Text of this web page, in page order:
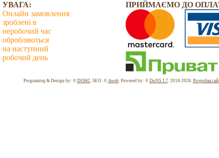
УВАГА:
Онлайн замовлення
зроблені в
неробочий час
обробляються
на наступний
робочий день
ПРИЙМАЄМО ДО
Programing & Design by: © DOHC. SEO: © Aweb. Powered by: © DoNS 1.7. 2018-2026. Розробка